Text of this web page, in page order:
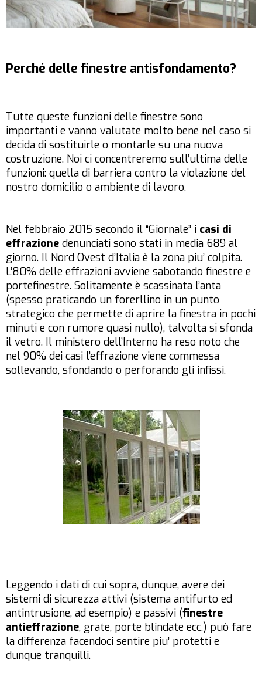
Perché delle finestre antisfondamento?
Tutte queste funzioni delle finestre sono
importanti e vanno valutate molto bene nel caso si
decida di sostituirle o montarle su una nuova
costruzione. Noi ci concentreremo sull’ultima delle
funzioni: quella di barriera contro la violazione del
nostro domicilio o ambiente di lavoro.
Nel febbraio 2015 secondo il “Giornale” i casi di
effrazione denunciati sono stati in media 689 al
giorno. Il Nord Ovest d’Italia è la zona piu’ colpita.
L’80% delle effrazioni avviene sabotando finestre e
portefinestre. Solitamente è scassinata l’anta
(spesso praticando un forerllino in un punto
strategico che permette di aprire la finestra in pochi
minuti e con rumore quasi nullo), talvolta si sfonda
il vetro. Il ministero dell’Interno ha reso noto che
nel 90% dei casi l’effrazione viene commessa
sollevando, sfondando o perforando gli infissi.
Leggendo i dati di cui sopra, dunque, avere dei
sistemi di sicurezza attivi (sistema antifurto ed
antintrusione, ad esempio) e passivi (finestre
antieffrazione, grate, porte blindate ecc.) può fare
la differenza facendoci sentire piu’ protetti e
dunque tranquilli.